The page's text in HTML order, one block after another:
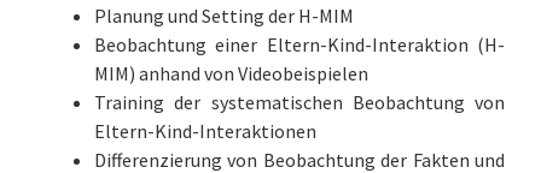
Planung und Setting der H-MIM
Beobachtung einer Eltern-Kind-Interaktion (H-
MIM) anhand von Videobeispielen
Training der systematischen Beobachtung von
Eltern-Kind-Interaktionen
Differenzierung von Beobachtung der Fakten und